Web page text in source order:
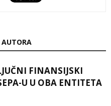
AUTORA
FINANSIJSKI
U U OBA ENTITETA